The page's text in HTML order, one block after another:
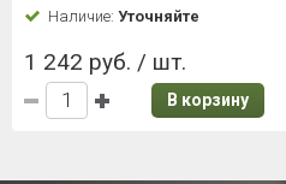
Наличие: Уточняйте
1 242 руб. / шт.
В корзину